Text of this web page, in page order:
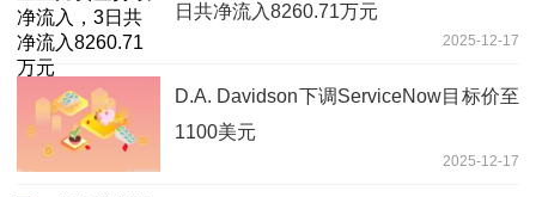
日共净流入8260.71万元
2025-12-17
D.A. Davidson下调ServiceNow目标价至
1100美元
2025-12-17